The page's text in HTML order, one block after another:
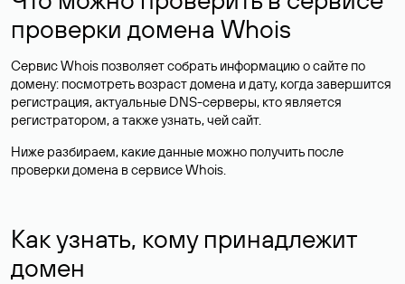
проверки домена Whois
Сервис Whois позволяет собрать информацию о сайте по
домену: посмотреть возраст домена и дату, когда завершится
регистрация, актуальные DNS-серверы, кто является
регистратором, а также узнать, чей сайт.
Ниже разбираем, какие данные можно получить после
проверки домена в сервисе Whois.
Как узнать, кому принадлежит
домен